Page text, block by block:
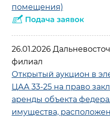
помещения)
26.01.2026
филиал
Открытый аукцион в
ЦАА 33-25 на право
аренды объекта
имущества,